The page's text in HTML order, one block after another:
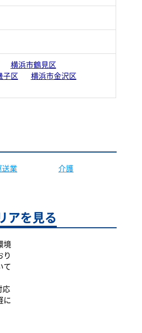
横浜市鶴見区
子区
横浜市金沢区
送業 介護
アを見る
境
り
て
応
に